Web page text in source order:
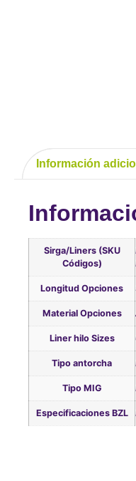
Información
Sirga/Liners (SKU
Códigos)
Longitud Opciones
Material Opciones
Liner hilo Sizes
Tipo antorcha
Tipo MIG
Especificaciones BZL